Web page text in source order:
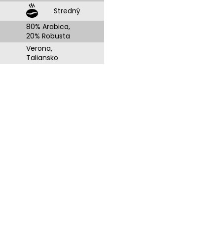
Stredný
80% Arabica,
20% Robusta
Verona,
Taliansko